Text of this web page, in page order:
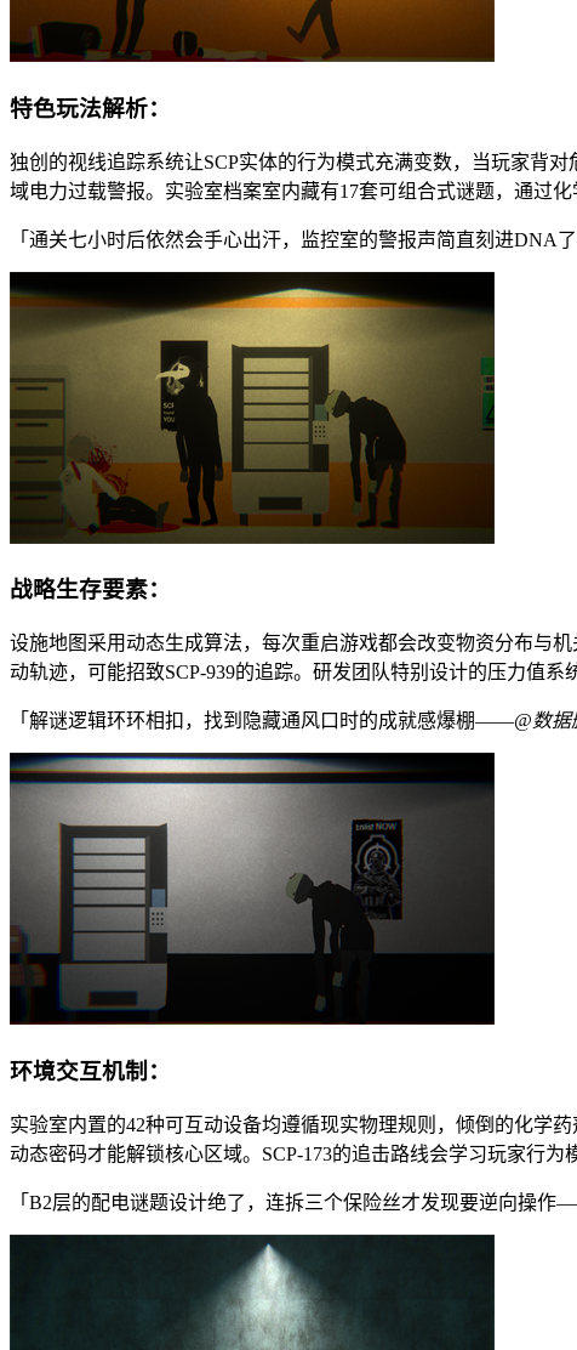
特色玩法解析：
独创的视线追踪系统让SCP实体的行为模式充满变数，当玩家背
域电力过载警报。实验室档案室内藏有17套可组合式谜题，通过化
「通关七小时后依然会手心出汗，监控室的警报声简直刻进
战略生存要素：
设施地图采用动态生成算法，每次重启游戏都会改变物资分布与
动轨迹，可能招致SCP-939的追踪。研发团队特别设计的压力值系
「解谜逻辑环环相扣，找到隐藏通风口时的成就感爆棚——@数据
环境交互机制：
实验室内置的42种可互动设备均遵循现实物理规则，倾倒的化学
动态密码才能解锁核心区域。SCP-173的追击路线会学习玩家行为
「B2层的配电谜题设计绝了，连拆三个保险丝才发现要逆向操作